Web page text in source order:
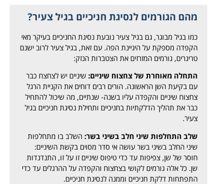
מהם הגורמים לנסיגת חניכיים בגיל צעיר?
כמו בגיל מבוגר, גם בגיל צעיר נובעת נסיגת החניכיים בעיקר מאי
הקפדה מספקת על היגיינת הפה. עם זאת, בגיל צעיר לרוב ישנם
טריגרים, גורמים המזרזים את הצטברות הנזק:
התחלה מאוחרת של צחצוח שיניים: שיניים יש לצחצח כבר
עם בקיעת השן הראשונה. הורים רבים דוחים את הקניית הרגל
צחצוח שיניים והקפדה עליו בשנה- שנתיים, מה שיכול להתחיל
כבר את תהליך הדלקתיות בחניכיים ותחילת נסיגת חניכיים בגיל
צעיר.
שלב התחלפות שיני חלב בשיני בשר: השלב בו מתחלפות
שיני החלב בשיני בשר עושה אי סדר מסוים בקשת השיניים:
חוסר של שן, צפיפות עד כדי טיפוס שיניים זו על זו, התנדנדות
שן. כל אלה גורמים לקושי בצחצוח והקפדה על ההרגלים עד כדי
התפתחות דלקת חניכיים וממנה לנסיגת חניכיים.